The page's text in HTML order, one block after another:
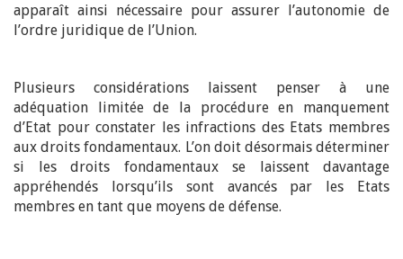
apparaît ainsi nécessaire pour assurer l’autonomie de
l’ordre juridique de l’Union.
Plusieurs considérations laissent penser à une
adéquation limitée de la procédure en manquement
d’Etat pour constater les infractions des Etats membres
aux droits fondamentaux. L’on doit désormais déterminer
si les droits fondamentaux se laissent davantage
appréhendés lorsqu’ils sont avancés par les Etats
membres en tant que moyens de défense.